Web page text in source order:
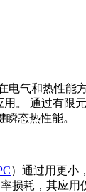
气和热性能
。 通过有限
态热性能。
）通过用更小
损耗，其应用